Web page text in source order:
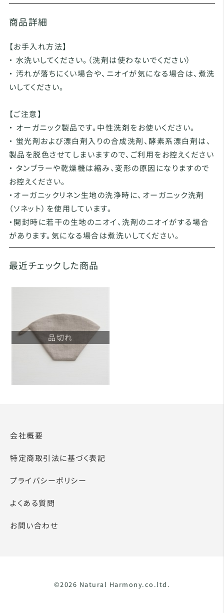
商品詳細
【お手入れ方法】
・ 水洗いしてください。（洗剤は使わないでください）
・ 汚れが落ちにくい場合や、ニオイが気になる場合は、煮洗
いしてください。
【ご注意】
・ オーガニック製品です。中性洗剤をお使いください。
・ 蛍光剤および漂白剤入りの合成洗剤、酵素系漂白剤は、
製品を脱色させてしまいますので、ご利用をお控えください
・ タンブラーや乾燥機は縮み、変形の原因になりますので
お控えください。
・オーガニックリネン生地の洗浄時に、オーガニック洗剤
（ソネット）を使用しています。
・開封時に若干の生地のニオイ、洗剤のニオイがする場合
があります。気になる場合は煮洗いしてください。
最近チェックした商品
品切れ
会社概要
特定商取引法に基づく表記
プライバシーポリシー
よくある質問
お問い合わせ
©2026 Natural Harmony.co.ltd.